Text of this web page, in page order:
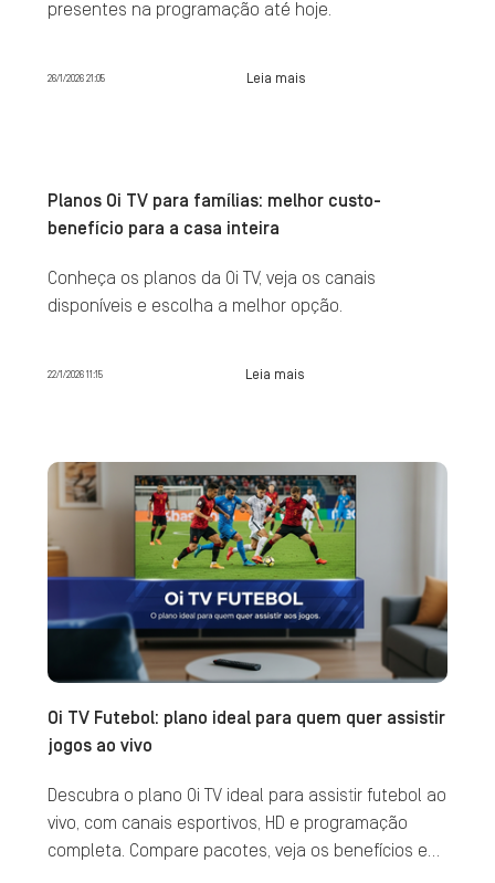
presentes na programação até hoje.
26/1/2026 21:05 Leia mais
Planos Oi TV para famílias: melhor custo-
benefício para a casa inteira
Conheça os planos da Oi TV, veja os canais
disponíveis e escolha a melhor opção.
22/1/2026 11:15 Leia mais
Oi TV Futebol: plano ideal para quem quer assistir
jogos ao vivo
Descubra o plano Oi TV ideal para assistir futebol ao
vivo, com canais esportivos, HD e programação
completa. Compare pacotes, veja os benefícios e